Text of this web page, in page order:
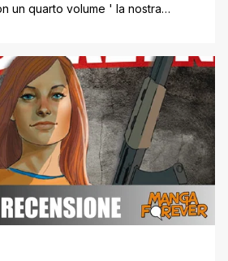
un quarto volume ' la nostra
stava facendo il proverbiale
a [']